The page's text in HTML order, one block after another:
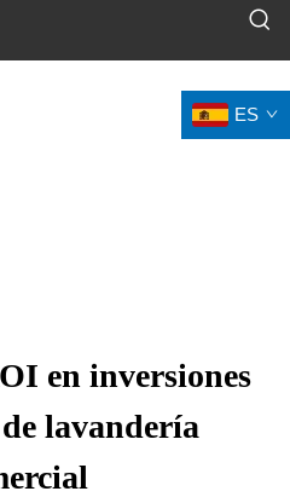
ES
en inversiones
lavandería